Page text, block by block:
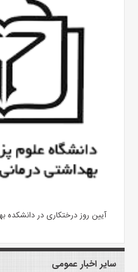
آیین روز درختکاری در دانشکده
سایر اخبار عمومی